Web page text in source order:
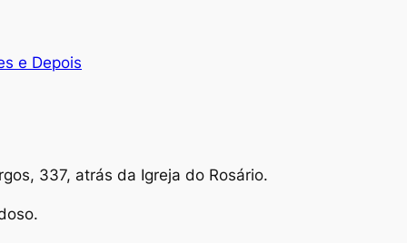
e Depois
337, atrás da Igreja do Rosário.